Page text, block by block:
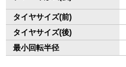
タイヤサイズ(前)
タイヤサイズ(後)
最小回転半径